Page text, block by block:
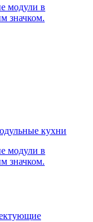
модули в
значком.
кухни
модули в
значком.